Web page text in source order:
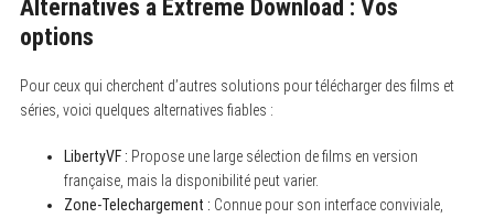
Alternatives à Extreme Download : Vos
options
Pour ceux qui cherchent d’autres solutions pour télécharger des films et
séries, voici quelques alternatives fiables :
LibertyVF : Propose une large sélection de films en version
française, mais la disponibilité peut varier.
Zone-Telechargement : Connue pour son interface conviviale,